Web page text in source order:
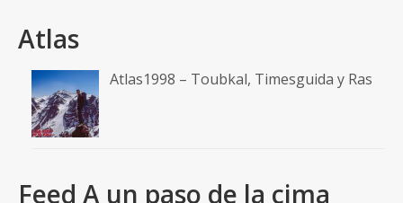
Atlas
Atlas1998 – Toubkal, Timesguida y Ras
Feed A un paso de la cima